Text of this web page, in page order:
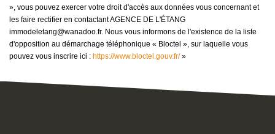
», vous pouvez exercer votre droit d'accès aux données vous concernant et
les faire rectifier en contactant AGENCE DE L'ÉTANG
immodeletang@wanadoo.fr. Nous vous informons de l'existence de la liste
d'opposition au démarchage téléphonique « Bloctel », sur laquelle vous
pouvez vous inscrire ici : https://www.bloctel.gouv.fr/»